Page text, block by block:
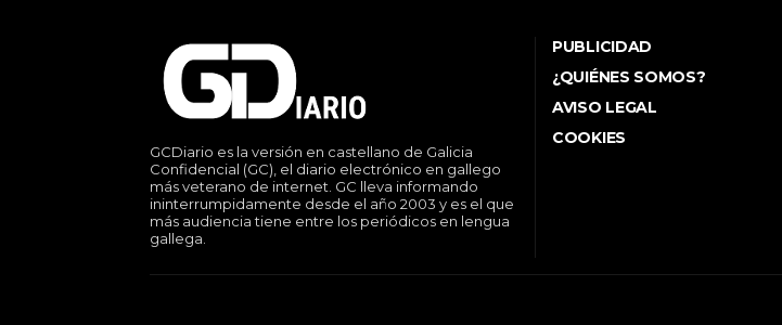
GCDiario es la versión en castellano de Galicia
Confidencial (GC), el diario electrónico en gallego
más veterano de internet. GC lleva informando
ininterrumpidamente desde el año 2003 y es el que
más audiencia tiene entre los periódicos en lengua
gallega.
PUBLICIDAD
¿QUIÉNES SOMOS?
AVISO LEGAL
COOKIES